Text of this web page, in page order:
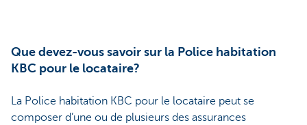
Que devez-vous savoir sur la Police habitation
KBC pour le locataire?
La Police habitation KBC pour le locataire peut se
composer d’une ou de plusieurs des assurances